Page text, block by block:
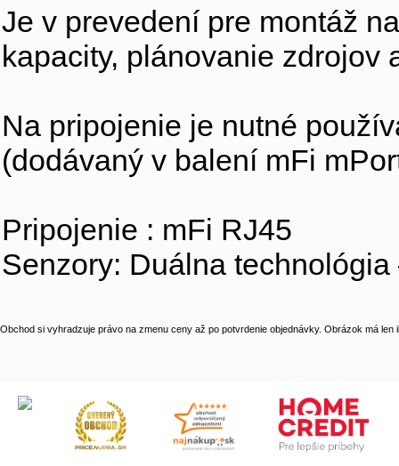
Je v prevedení pre montáž
kapacity, plánovanie
Na pripojenie je nutné
(dodávaný v balení mFi
Pripojenie : mFi RJ45
Senzory: Duálna
Obchod si vyhradzuje právo na zmenu ceny až po potvrdenie objednávky. Obrázok má len